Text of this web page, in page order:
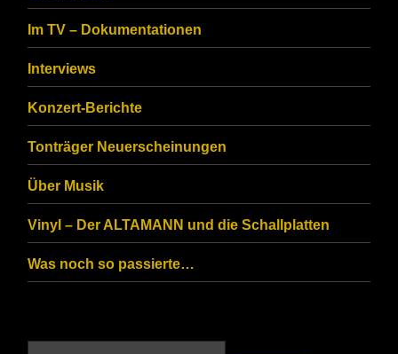
ensure
that
you
are
human.
Im TV – Dokumentationen
Interviews
Konzert-Berichte
Tonträger Neuerscheinungen
Über Musik
Vinyl – Der ALTAMANN und die Schallplatten
Was noch so passierte…